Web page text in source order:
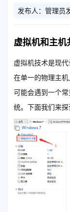
发布人：管理员
虚拟机和主机
虚拟机技术是现
在单一的物理主
可能会遇到一个
统。下面我们来探